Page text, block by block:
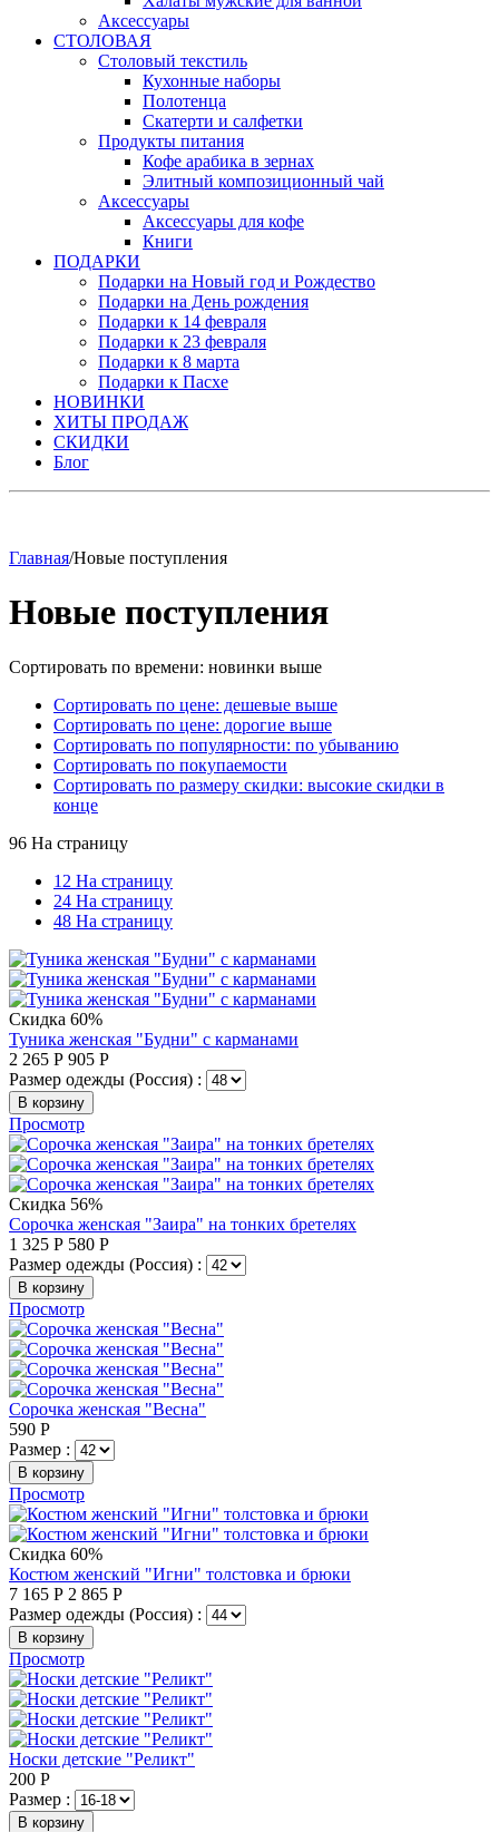
Аксессуары
СТОЛОВАЯ
Столовый текстиль
Кухонные наборы
Полотенца
Скатерти и салфетки
Продукты питания
Кофе арабика в зернах
Элитный композиционный чай
Аксессуары
Аксессуары для кофе
Книги
ПОДАРКИ
Подарки на Новый год и Рождество
Подарки на День рождения
Подарки к 14 февраля
Подарки к 23 февраля
Подарки к 8 марта
Подарки к Пасхе
НОВИНКИ
ХИТЫ ПРОДАЖ
СКИДКИ
Блог
Главная/Новые поступления
Новые поступления
Сортировать по времени: новинки выше
Сортировать по цене: дешевые выше
Сортировать по цене: дорогие выше
Сортировать по популярности: по убыванию
Сортировать по покупаемости
Сортировать по размеру скидки: высокие скидки в
конце
96 На страницу
12 На страницу
24 На страницу
48 На страницу
Скидка 60%
Туника женская "Будни" с карманами
2 265 Р 905 Р
Размер одежды (Россия) :
В корзину
Просмотр
Скидка 56%
Сорочка женская "Заира" на тонких бретелях
1 325 Р 580 Р
Размер одежды (Россия) :
В корзину
Просмотр
Сорочка женская "Весна"
590 Р
Размер :
В корзину
Просмотр
Скидка 60%
Костюм женский "Игни" толстовка и брюки
7 165 Р 2 865 Р
Размер одежды (Россия) :
В корзину
Просмотр
Носки детские "Реликт"
200 Р
Размер :
В корзину